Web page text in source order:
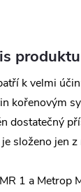
produktu
k velmi
kořenovým
dostatečný
složeno jen
1 a